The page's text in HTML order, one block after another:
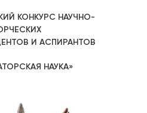
КОНКУРС НАУЧНО-
И АСПИРАНТОВ
НАУКА»